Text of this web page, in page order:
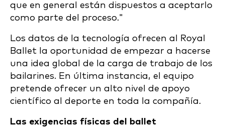
que en general están dispuestos a aceptarlo
como parte del proceso."
Los datos de la tecnología ofrecen al Royal
Ballet la oportunidad de empezar a hacerse
una idea global de la carga de trabajo de los
bailarines. En última instancia, el equipo
pretende ofrecer un alto nivel de apoyo
científico al deporte en toda la compañía.
Las exigencias físicas del ballet